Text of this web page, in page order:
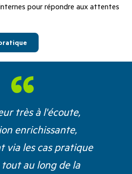
pour répondre aux attentes
très à l'écoute,
enrichissante,
via les cas pratique
au long de la